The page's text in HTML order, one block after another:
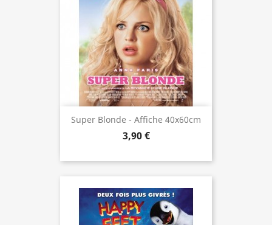
Super Blonde - Affiche 40x60cm
3,90 €